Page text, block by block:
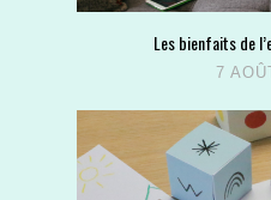
Les bienfaits de
7